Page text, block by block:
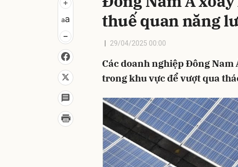
thuế quan năng
29/04/2025 00:00
Các doanh nghiệp Đông Nam
trong khu vực để vượt qua